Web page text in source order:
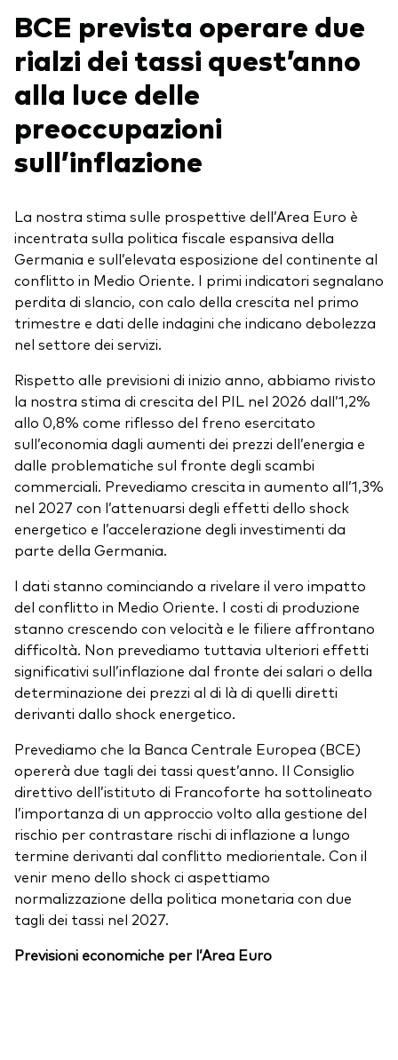
BCE prevista operare due
rialzi dei tassi quest’anno
alla luce delle
preoccupazioni
sull’inflazione
La nostra stima sulle prospettive dell’Area Euro è
incentrata sulla politica fiscale espansiva della
Germania e sull’elevata esposizione del continente al
conflitto in Medio Oriente. I primi indicatori segnalano
perdita di slancio, con calo della crescita nel primo
trimestre e dati delle indagini che indicano debolezza
nel settore dei servizi.
Rispetto alle previsioni di inizio anno, abbiamo rivisto
la nostra stima di crescita del PIL nel 2026 dall’1,2%
allo 0,8% come riflesso del freno esercitato
sull’economia dagli aumenti dei prezzi dell’energia e
dalle problematiche sul fronte degli scambi
commerciali. Prevediamo crescita in aumento all’1,3%
nel 2027 con l’attenuarsi degli effetti dello shock
energetico e l’accelerazione degli investimenti da
parte della Germania.
I dati stanno cominciando a rivelare il vero impatto
del conflitto in Medio Oriente. I costi di produzione
stanno crescendo con velocità e le filiere affrontano
difficoltà. Non prevediamo tuttavia ulteriori effetti
significativi sull’inflazione dal fronte dei salari o della
determinazione dei prezzi al di là di quelli diretti
derivanti dallo shock energetico.
Prevediamo che la Banca Centrale Europea (BCE)
opererà due tagli dei tassi quest’anno. Il Consiglio
direttivo dell’istituto di Francoforte ha sottolineato
l’importanza di un approccio volto alla gestione del
rischio per contrastare rischi di inflazione a lungo
termine derivanti dal conflitto mediorientale. Con il
venir meno dello shock ci aspettiamo
normalizzazione della politica monetaria con due
tagli dei tassi nel 2027.
Previsioni economiche per l’Area Euro